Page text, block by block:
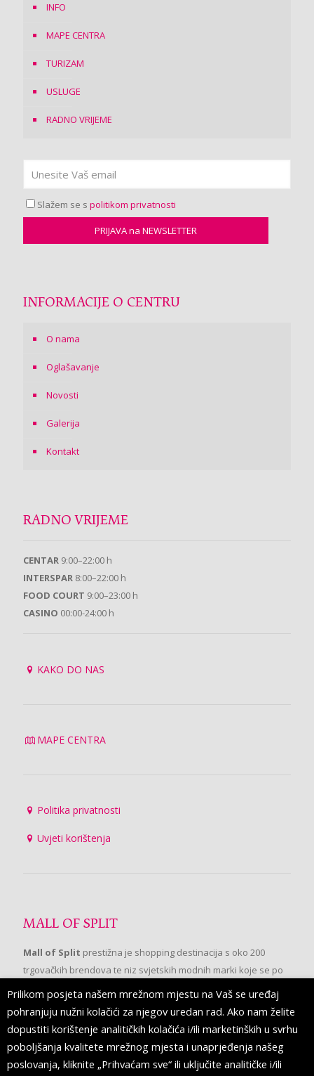
INFO
MAPE CENTRA
TURIZAM
USLUGE
RADNO VRIJEME
Slažem se s politikom privatnosti
INFORMACIJE O CENTRU
O nama
Oglašavanje
Novosti
Galerija
Kontakt
RADNO VRIJEME
CENTAR 9:00–22:00 h
INTERSPAR 8:00–22:00 h
FOOD COURT 9:00–23:00 h
CASINO 00:00-24:00 h
KAKO DO NAS
MAPE CENTRA
Politika privatnosti
Uvjeti korištenja
MALL OF SPLIT
Mall of Split prestižna je shopping destinacija s oko 200
trgovačkih brendova te niz svjetskih modnih marki koje se po
prvi put pojavljuju u Splitu.
PRATITE NAS
Prilikom posjeta našem mrežnom mjestu na Vaš se uređaj
pohranjuju nužni kolačići za njegov uredan rad. Ako nam želite
dopustiti korištenje analitičkih kolačića i/ili marketinških u svrhu
poboljšanja kvalitete mrežnog mjesta i unaprjeđenja našeg
poslovanja, kliknite „Prihvaćam sve“ ili uključite analitičke i/ili